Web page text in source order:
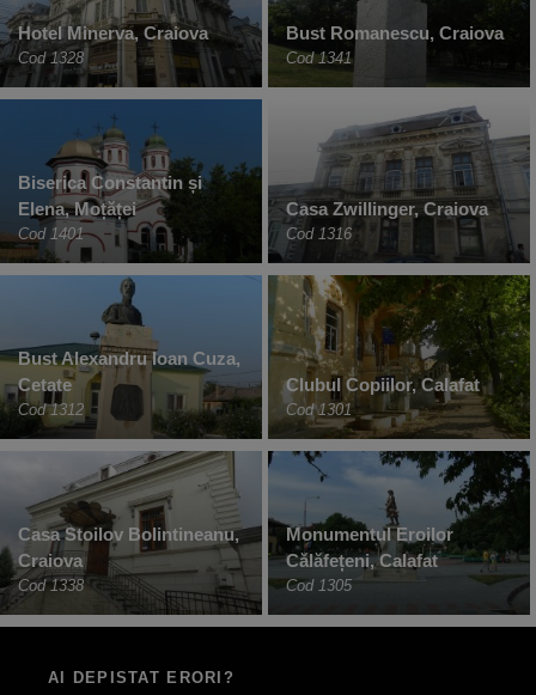
Hotel Minerva, Craiova
Cod 1328
Bust Romanescu, Craiova
Cod 1341
Biserica Constantin și
Elena, Moțăței
Cod 1401
Casa Zwillinger, Craiova
Cod 1316
Bust Alexandru Ioan Cuza,
Cetate
Cod 1312
Clubul Copiilor, Calafat
Cod 1301
Casa Stoilov Bolintineanu,
Craiova
Cod 1338
Monumentul Eroilor
Călăfețeni, Calafat
Cod 1305
AI DEPISTAT ERORI?